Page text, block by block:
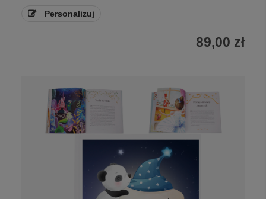
Personalizuj
89,00 zł